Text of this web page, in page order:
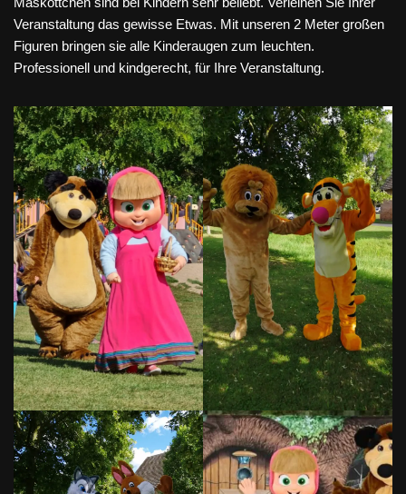
Veranstaltung das gewisse Etwas. Mit unseren 2 Meter großen
Figuren bringen sie alle Kinderaugen zum leuchten.
Professionell und kindgerecht, für Ihre Veranstaltung.